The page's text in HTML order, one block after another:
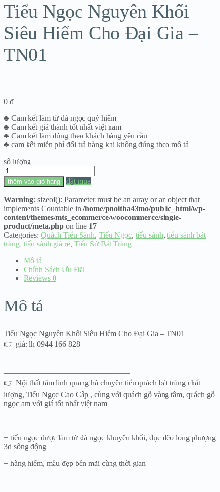
Tiểu Ngọc Nguyên Khối
Siêu Hiếm Cho Đại Gia –
TN01
0 ₫
♣ Cam kết làm từ đá ngọc quý hiếm
♣ Cam kết giá thành tốt nhất việt nam
♣ Cam kết làm đúng theo khách hàng yêu cầu
♣ cam kết miễn phí đổi trả hàng khi không đúng theo mô tả
số lượng
Tiểu
Ngọc
Nguyên
Khối
Siêu
Hiếm
Cho
Đại
Gia
-
TN01
lượng
thêm vào giỏ hàng đặt mua
Warning: sizeof(): Parameter must be an array or an object that
implements Countable in /home/pnoitha43mo/public_html/wp-
content/themes/mts_ecommerce/woocommerce/single-
product/meta.php on line 17
Categories: Quách Tiểu Sành, Tiểu Ngọc, tiểu sành, tiểu sành bát
tràng, tiểu sành giá rẻ, Tiểu Sứ Bát Tràng.
Mô tả
Chính Sách Ưu Đãi
Reviews 0
Mô tả
Tiểu Ngọc Nguyên Khối Siêu Hiếm Cho Đại Gia – TN01
👉 giá: lh 0944 166 828
————————————————
👉 Nội thất tâm linh quang hà chuyên tiểu quách bát tràng chất
lượng, Tiểu Ngọc Cao Cấp , cùng với quách gỗ vàng tâm, quách gỗ
ngọc am với giá tốt nhất việt nam
————————————————————–
+ tiểu ngọc được làm từ đá ngọc khuyên khối, đục đẽo long phượng
3d sống động
+ hàng hiếm, mẫu đẹp bền mãi cùng thời gian
——————————————–